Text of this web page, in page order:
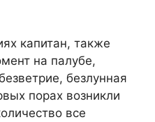
капитан, также
на палубе,
безлунная
порах возникли
все